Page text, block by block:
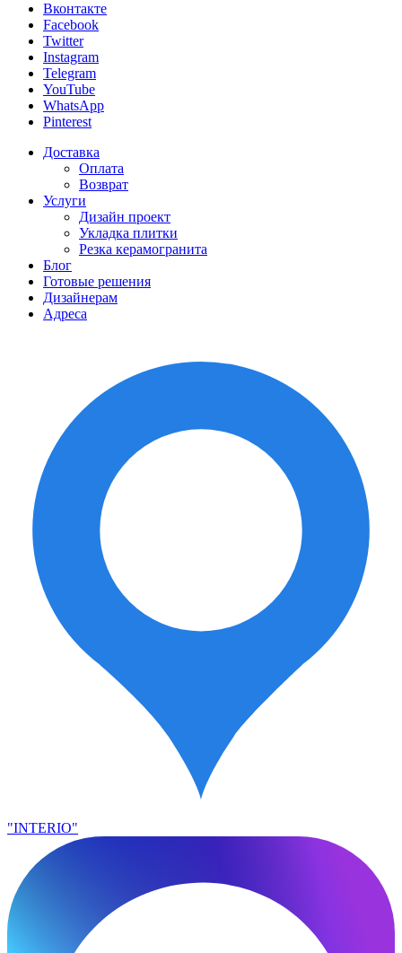
Вконтакте
Facebook
Twitter
Instagram
Telegram
YouTube
WhatsApp
Pinterest
Доставка
Оплата
Возврат
Услуги
Дизайн проект
Укладка плитки
Резка керамогранита
Блог
Готовые решения
Дизайнерам
Адреса
"INTERIO"